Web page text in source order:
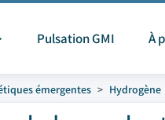
Pulsation GMI À
émergentes Hydrogène